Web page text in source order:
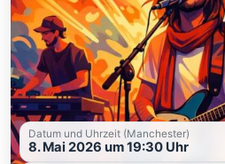
Datum und Uhrzeit (Manchester)
8. Mai 2026 um 19:30 Uhr